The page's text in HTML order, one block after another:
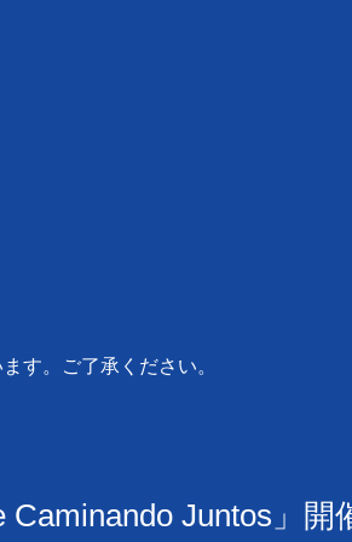
す。ご了承ください。
Juntos」開